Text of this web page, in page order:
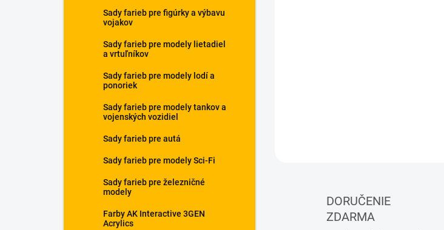
Sady farieb pre figúrky a výbavu
vojakov
Sady farieb pre modely lietadiel
a vrtuľníkov
Sady farieb pre modely lodí a
ponoriek
Sady farieb pre modely tankov a
vojenských vozidiel
Sady farieb pre autá
Sady farieb pre modely Sci-Fi
Sady farieb pre železničné
modely
Farby AK Interactive 3GEN
Acrylics
DORUČENIE
ZDARMA